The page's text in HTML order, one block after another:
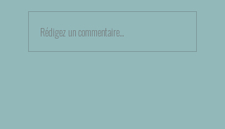
Rédigez un commentaire...